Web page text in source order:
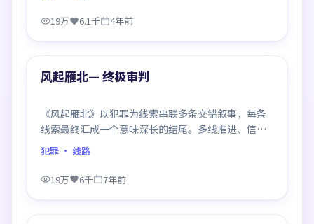
19万 6.1千 4年前
精选
风起雁北— 终极审判
《风起雁北》以犯罪为线索串联多条交错叙事，每条
线索最终汇成一个意味深长的结尾。多线推进、信息
密度大，二刷时仍有新发现。
犯罪 · 线路
19万 6千 7年前